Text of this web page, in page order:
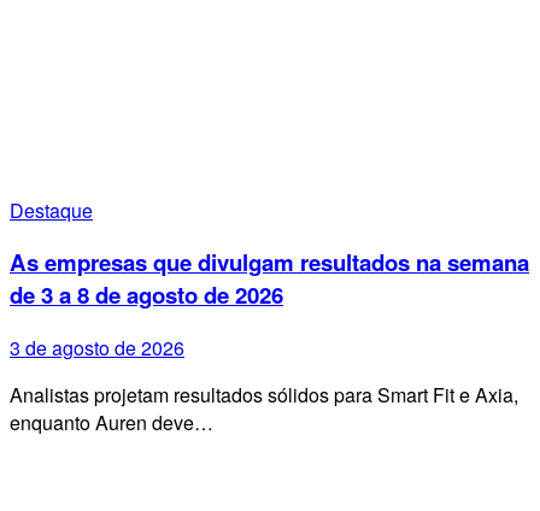
Destaque
As empresas que divulgam resultados na semana
de 3 a 8 de agosto de 2026
3 de agosto de 2026
Analistas projetam resultados sólidos para Smart Fit e Axia,
enquanto Auren deve…